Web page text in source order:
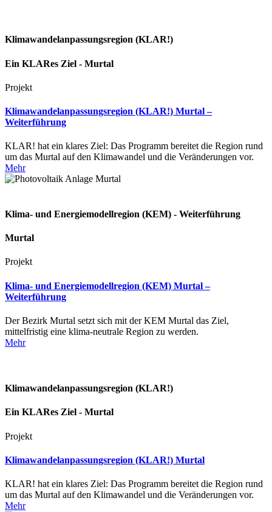
Klimawandelanpassungsregion (KLAR!)
Ein KLARes Ziel - Murtal
Projekt
Klimawandelanpassungsregion (KLAR!) Murtal –
Weiterführung
KLAR! hat ein klares Ziel: Das Programm bereitet die Region rund
um das Murtal auf den Klimawandel und die Veränderungen vor.
Mehr
Klima- und Energiemodellregion (KEM) - Weiterführung
Murtal
Projekt
Klima- und Energiemodellregion (KEM) Murtal –
Weiterführung
Der Bezirk Murtal setzt sich mit der KEM Murtal das Ziel,
mittelfristig eine klima-neutrale Region zu werden.
Mehr
Klimawandelanpassungsregion (KLAR!)
Ein KLARes Ziel - Murtal
Projekt
Klimawandelanpassungsregion (KLAR!) Murtal
KLAR! hat ein klares Ziel: Das Programm bereitet die Region rund
um das Murtal auf den Klimawandel und die Veränderungen vor.
Mehr